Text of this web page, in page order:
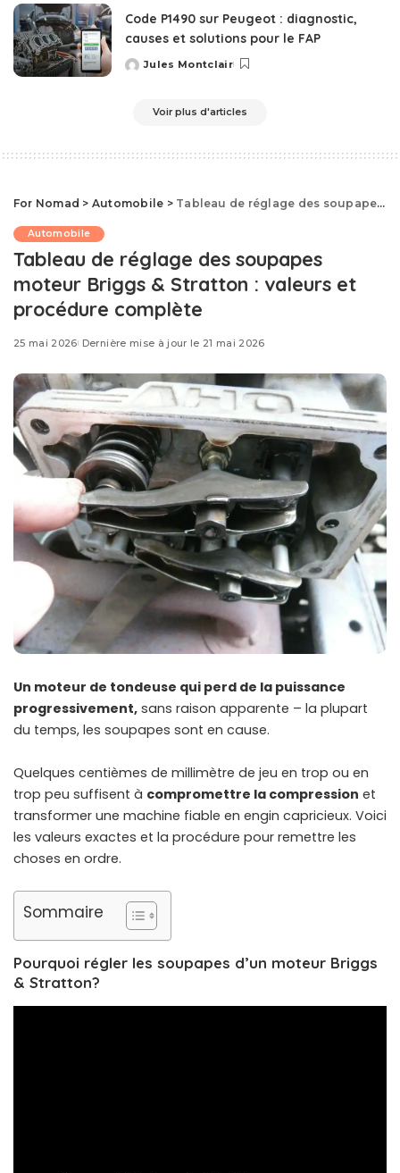
Code P1490 sur Peugeot : diagnostic,
causes et solutions pour le FAP
Posted
Jules Montclair
Voir plus d'articles
For Nomad > Automobile > Tableau de réglage des soupapes moteur Briggs & Stratton : valeurs et procédure complète
Automobile
Tableau de réglage des soupapes
moteur Briggs & Stratton : valeurs et
procédure complète
25 mai 2026 Dernière mise à jour le 21 mai 2026
Un moteur de tondeuse qui perd de la puissance
progressivement, sans raison apparente – la plupart
du temps, les soupapes sont en cause.
Quelques centièmes de millimètre de jeu en trop ou en
trop peu suffisent à compromettre la compression et
transformer une machine fiable en engin capricieux. Voici
les valeurs exactes et la procédure pour remettre les
choses en ordre.
Sommaire
Pourquoi régler les soupapes d’un moteur Briggs
& Stratton?